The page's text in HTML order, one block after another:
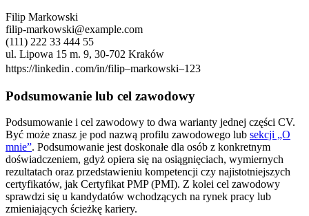
Filip Markowski
filip-markowski@example.com
(111) 222 33 444 55
ul. Lipowa 15 m. 9, 30-702 Kraków
https://linkedin․com/in/filip–markowski–123
Podsumowanie lub cel zawodowy
Podsumowanie i cel zawodowy to dwa warianty jednej części CV.
Być może znasz je pod nazwą profilu zawodowego lub sekcji „O
mnie”. Podsumowanie jest doskonałe dla osób z konkretnym
doświadczeniem, gdyż opiera się na osiągnięciach, wymiernych
rezultatach oraz przedstawieniu kompetencji czy najistotniejszych
certyfikatów, jak Certyfikat PMP (PMI). Z kolei cel zawodowy
sprawdzi się u kandydatów wchodzących na rynek pracy lub
zmieniających ścieżkę kariery.